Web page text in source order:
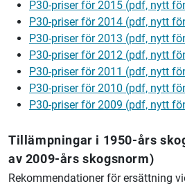
P30-priser för 2015 (pdf, nytt
P30-priser för 2014 (pdf, nytt
P30-priser för 2013 (pdf, nytt
P30-priser för 2012 (pdf, nytt
P30-priser för 2011 (pdf, nytt
P30-priser för 2010 (pdf, nytt
P30-priser för 2009 (pdf, nytt
Tillämpningar i 1950-års
av 2009-års skogsnorm)
Rekommendationer för ersättning